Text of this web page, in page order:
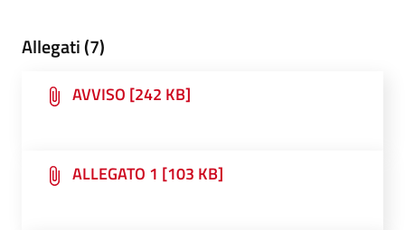
Allegati (7)
AVVISO [242 KB]
ALLEGATO 1 [103 KB]